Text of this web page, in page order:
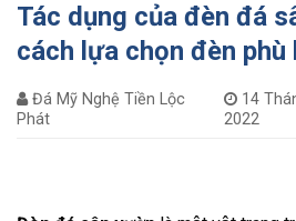
Tác dụng của đèn đá
cách lựa chọn đèn phù
Đá Mỹ Nghệ Tiền Lộc
Phát
14
2022